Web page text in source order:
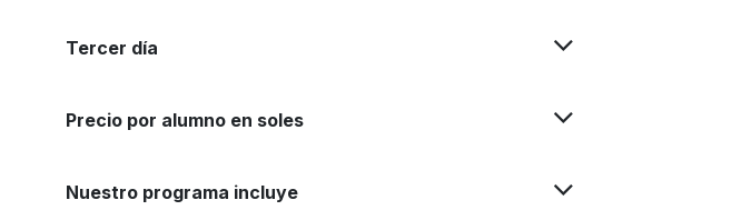
Tercer día
Precio por alumno en soles
Nuestro programa incluye